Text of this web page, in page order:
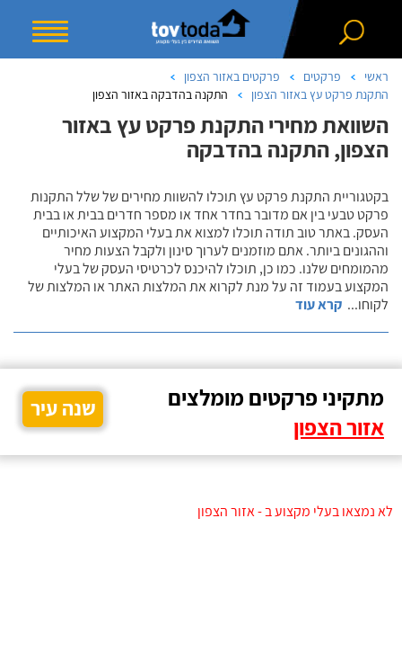
ראשי פרקטים
פרקטים באזור הצפון
התקנת פרקט עץ באזור הצפון
התקנה בהדבקה באזור הצפון
השוואת מחירי התקנת פרקט עץ באזור
הצפון, התקנה בהדבקה
בקטגוריית התקנת פרקט עץ תוכלו להשוות מחירים של שלל התקנות
פרקט טבעי בין אם מדובר בחדר אחד או מספר חדרים בבית או בבית
העסק. באתר טוב תודה תוכלו למצוא את בעלי המקצוע האיכותיים
וההגונים ביותר. אתם מוזמנים לערוך סינון ולקבל הצעות מחיר
מהמומחים שלנו. כמו כן, תוכלו להיכנס לכרטיסי העסק של בעלי
המקצוע בעמוד זה על מנת לקרוא את המלצות האתר או המלצות של
לקוחו... קרא עוד
מתקיני פרקטים מומלצים
אזור הצפון
שנה עיר
לא נמצאו בעלי מקצוע ב - אזור הצפון